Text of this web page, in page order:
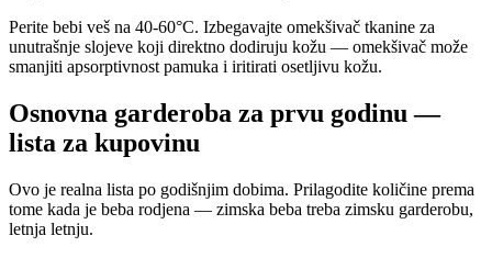
Perite bebi veš na 40-60°C. Izbegavajte omekšivač tkanine za
unutrašnje slojeve koji direktno dodiruju kožu — omekšivač može
smanjiti apsorptivnost pamuka i iritirati osetljivu kožu.
Osnovna garderoba za prvu godinu —
lista za kupovinu
Ovo je realna lista po godišnjim dobima. Prilagodite količine prema
tome kada je beba rodjena — zimska beba treba zimsku garderobu,
letnja letnju.